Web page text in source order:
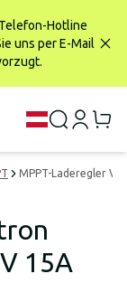
Hotline
uns per E-Mail
MPPT-Laderegler
15A